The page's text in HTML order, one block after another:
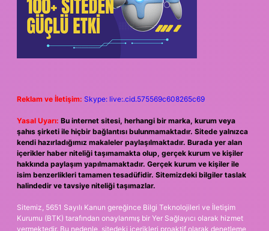
Reklam ve İletişim: Skype: live:.cid.575569c608265c69
Yasal Uyarı: Bu internet sitesi, herhangi bir marka, kurum veya
şahıs şirketi ile hiçbir bağlantısı bulunmamaktadır. Sitede yalnızca
kendi hazırladığımız makaleler paylaşılmaktadır. Burada yer alan
içerikler haber niteliği taşımamakta olup, gerçek kurum ve kişiler
hakkında paylaşım yapılmamaktadır. Gerçek kurum ve kişiler ile
isim benzerlikleri tamamen tesadüfidir. Sitemizdeki bilgiler taslak
halindedir ve tavsiye niteliği taşımazlar.
Sitemiz, 5651 Sayılı Kanun gereğince Bilgi Teknolojileri ve İletişim
Kurumu (BTK) tarafından onaylanmış bir Yer Sağlayıcı olarak hizmet
vermektedir. Bu nedenle, sitedeki içerikleri proaktif olarak denetleme